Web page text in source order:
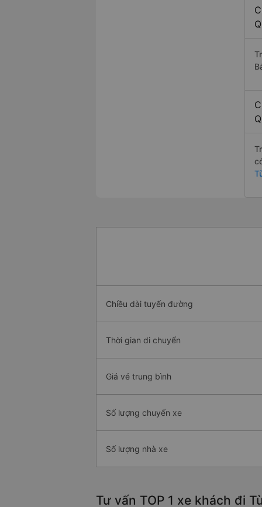
Chiều dài tuyến đường
Thời gian di chuyển
Giá vé trung bình
Số lượng chuyến xe
Số lượng nhà xe
Tư vấn TOP 1 xe khách đi